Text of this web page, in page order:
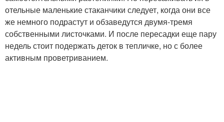
отельные маленькие стаканчики следует, когда они все
же немного подрастут и обзаведутся двумя-тремя
собственными листочками. И после пересадки еще пару
недель стоит подержать деток в тепличке, но с более
активным проветриванием.